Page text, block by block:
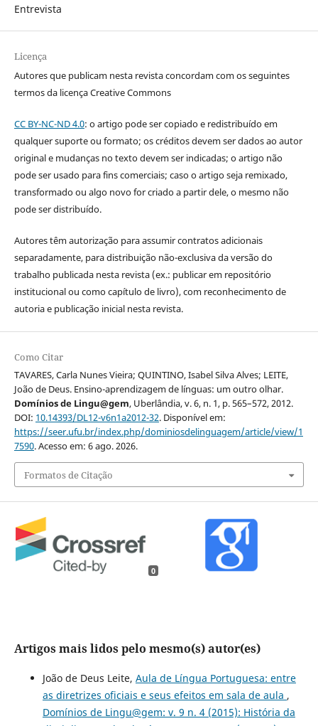
Entrevista
Licença
Autores que publicam nesta revista concordam com os seguintes
termos da licença Creative Commons
CC BY-NC-ND 4.0: o artigo pode ser copiado e redistribuído em
qualquer suporte ou formato; os créditos devem ser dados ao autor
original e mudanças no texto devem ser indicadas; o artigo não
pode ser usado para fins comerciais; caso o artigo seja remixado,
transformado ou algo novo for criado a partir dele, o mesmo não
pode ser distribuído.
Autores têm autorização para assumir contratos adicionais
separadamente, para distribuição não-exclusiva da versão do
trabalho publicada nesta revista (ex.: publicar em repositório
institucional ou como capítulo de livro), com reconhecimento de
autoria e publicação inicial nesta revista.
Como Citar
TAVARES, Carla Nunes Vieira; QUINTINO, Isabel Silva Alves; LEITE,
João de Deus. Ensino-aprendizagem de línguas: um outro olhar.
Domínios de Lingu@gem, Uberlândia, v. 6, n. 1, p. 565–572, 2012.
DOI: 10.14393/DL12-v6n1a2012-32. Disponível em:
https://seer.ufu.br/index.php/dominiosdelinguagem/article/view/1
7590. Acesso em: 6 ago. 2026.
Formatos de Citação
0
Artigos mais lidos pelo mesmo(s) autor(es)
João de Deus Leite, Aula de Língua Portuguesa: entre
as diretrizes oficiais e seus efeitos em sala de aula ,
Domínios de Lingu@gem: v. 9 n. 4 (2015): História da